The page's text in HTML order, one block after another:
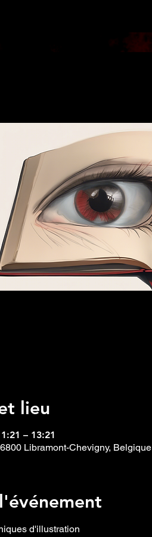
lieu
– 13:21
Libramont-Chevigny, Belgique
d'illustration